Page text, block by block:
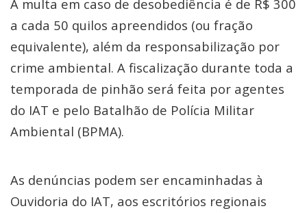
A multa em caso de desobediência é de R$ 300
a cada 50 quilos apreendidos (ou fração
equivalente), além da responsabilização por
crime ambiental. A fiscalização durante toda a
temporada de pinhão será feita por agentes
do IAT e pelo Batalhão de Polícia Militar
Ambiental (BPMA).
As denúncias podem ser encaminhadas à
Ouvidoria do IAT, aos escritórios regionais